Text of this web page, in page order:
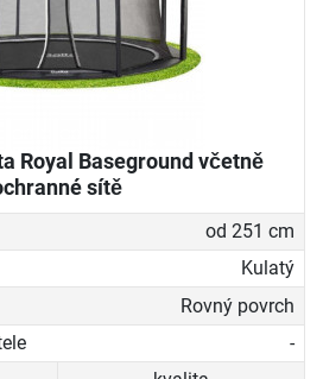
Royal Baseground včetně
sítě
od 251 cm
Kulatý
Rovný povrch
-